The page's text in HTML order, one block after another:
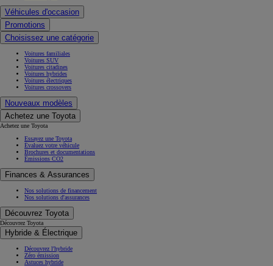
Véhicules d'occasion
Promotions
Choisissez une catégorie
Voitures familiales
Voitures SUV
Voitures citadines
Voitures hybrides
Voitures électriques
Voitures crossovers
Nouveaux modèles
Achetez une Toyota
Achetez une Toyota
Essayez une Toyota
Évaluez votre véhicule
Brochures et documentations
Émissions CO2
Finances & Assurances
Nos solutions de financement
Nos solutions d'assurances
Découvrez Toyota
Découvrez Toyota
Hybride & Électrique
Découvrez l'hybride
Zéro émission
Astuces hybride